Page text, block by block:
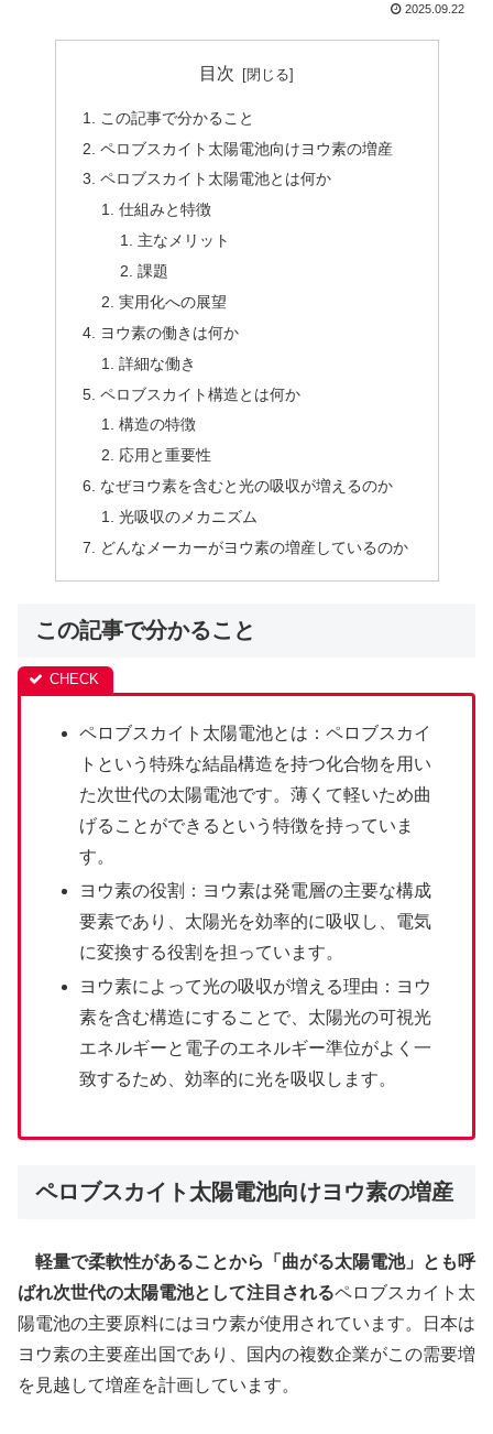
2025.09.22
目次
この記事で分かること
ペロブスカイト太陽電池向けヨウ素の増産
ペロブスカイト太陽電池とは何か
仕組みと特徴
主なメリット
課題
実用化への展望
ヨウ素の働きは何か
詳細な働き
ペロブスカイト構造とは何か
構造の特徴
応用と重要性
なぜヨウ素を含むと光の吸収が増えるのか
光吸収のメカニズム
どんなメーカーがヨウ素の増産しているのか
この記事で分かること
ペロブスカイト太陽電池とは：ペロブスカイ
トという特殊な結晶構造を持つ化合物を用い
た次世代の太陽電池です。薄くて軽いため曲
げることができるという特徴を持っていま
す。
ヨウ素の役割：ヨウ素は発電層の主要な構成
要素であり、太陽光を効率的に吸収し、電気
に変換する役割を担っています。
ヨウ素によって光の吸収が増える理由：ヨウ
素を含む構造にすることで、太陽光の可視光
エネルギーと電子のエネルギー準位がよく一
致するため、効率的に光を吸収します。
ペロブスカイト太陽電池向けヨウ素の増産
軽量で柔軟性があることから「曲がる太陽電池」とも呼
ばれ次世代の太陽電池として注目されるペロブスカイト太
陽電池の主要原料にはヨウ素が使用されています。日本は
ヨウ素の主要産出国であり、国内の複数企業がこの需要増
を見越して増産を計画しています。